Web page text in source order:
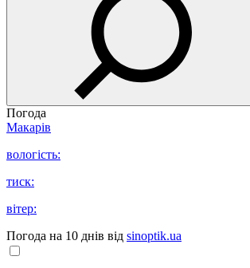
Погода
Макарів
вологість:
тиск:
вітер:
Погода на 10 днів від sinoptik.ua